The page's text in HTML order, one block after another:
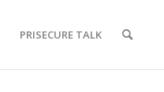
PRISECURE TALK